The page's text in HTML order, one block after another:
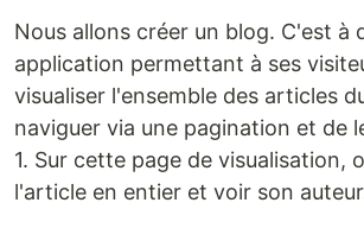
Nous allons créer un blog. C'est à
application permettant à ses
visualiser l'ensemble des articles
naviguer via une pagination et de
1. Sur cette page de visualisation,
l'article en entier et voir son